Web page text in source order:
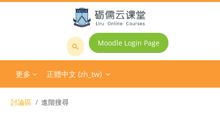
搜
課
程
Moodle Login Page
更多 正體中文 ‎(zh_tw)‎
討論區 進階搜尋